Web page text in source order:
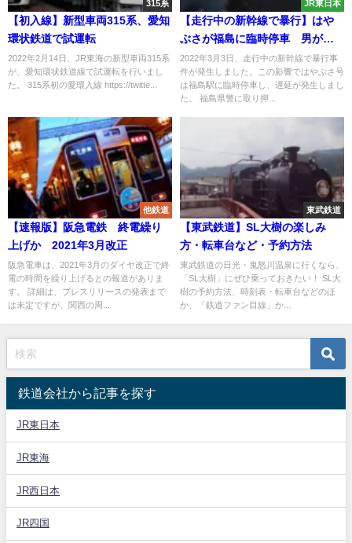
315系
【初入線】新型車両315系、愛知
環状鉄道で試運転
2022年2月14日、JR東海の新型車両315系
が、愛知環状鉄道線で試運転を行いまし
た。 315系初の愛環入線 https://twitte...
JR東日本
【走行中の新幹線で暴行】はや
ぶさが福島に臨時停車 男が取
り押さえられる 男性車掌がけ
が
2022年3月3日、走行中の新幹線で暴行事
件が発生しました。この影響ではやぶさ号
は福島駅に臨時停車し、遅延が発生しまし
た。 福島県警に取り押...
他鉄道
【速報版】阪急電鉄 終電繰り
上げか 2021年3月改正
阪急電車は、2021年3月のダイヤ改正で終
電の時間を繰り上げるとの報道がありま
す。 詳細は、プレスリリースの発表まで
は未定ですが、関西の周...
東武鉄道
【東武鉄道】SL大樹の楽しみ
方・転車台など・予約方法
東武鉄道の日光・鬼怒川温泉に行くなら、
「SL大樹」にぜひ乗っておきたい！ SL大
樹の予約方法、時刻表・転車台などのほ
か、「鉄道ファン目線」か...
鉄道会社から記事を探す
JR東日本
JR東海
JR西日本
JR四国